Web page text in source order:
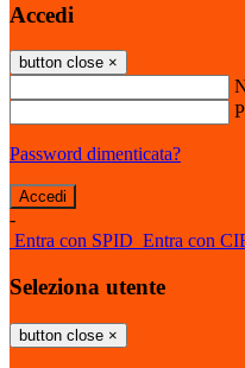
Accedi
button close ×
Password dimenticata?
-
Entra con SPID Entra con
Seleziona utente
button close ×